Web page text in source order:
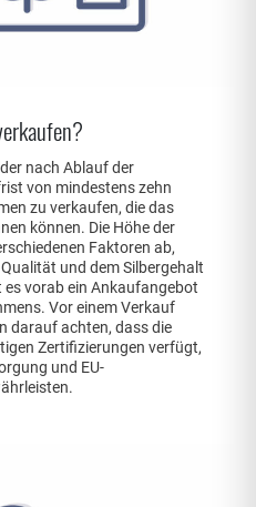
nach Ablauf der
von mindestens zehn
zu verkaufen, die das
können. Die Höhe der
Faktoren ab,
und dem Silbergehalt
vorab ein Ankaufangebot
Vor einem Verkauf
darauf achten, dass die
Zertifizierungen verfügt,
und EU-